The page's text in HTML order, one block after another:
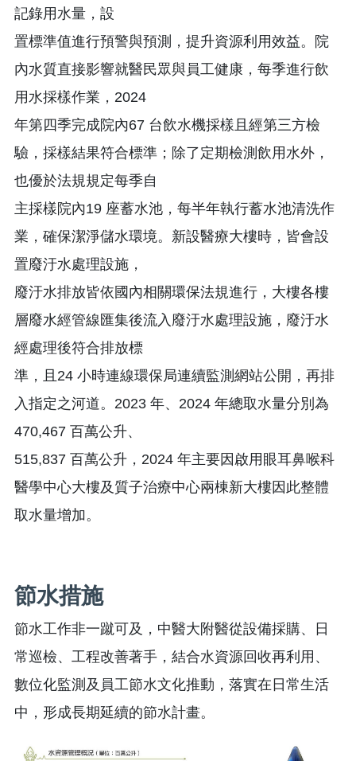
記錄用水量，設
置標準值進行預警與預測，提升資源利用效益。院
內水質直接影響就醫民眾與員工健康，每季進行飲
用水採樣作業，2024
年第四季完成院內67 台飲水機採樣且經第三方檢
驗，採樣結果符合標準；除了定期檢測飲用水外，
也優於法規規定每季自
主採樣院內19 座蓄水池，每半年執行蓄水池清洗作
業，確保潔淨儲水環境。新設醫療大樓時，皆會設
置廢汙水處理設施，
廢汙水排放皆依國內相關環保法規進行，大樓各樓
層廢水經管線匯集後流入廢汙水處理設施，廢汙水
經處理後符合排放標
準，且24 小時連線環保局連續監測網站公開，再排
入指定之河道。2023 年、2024 年總取水量分別為
470,467 百萬公升、
515,837 百萬公升，2024 年主要因啟用眼耳鼻喉科
醫學中心大樓及質子治療中心兩棟新大樓因此整體
取水量增加。
節水措施
節水工作非一蹴可及，中醫大附醫從設備採購、日
常巡檢、工程改善著手，結合水資源回收再利用、
數位化監測及員工節水文化推動，落實在日常生活
中，形成長期延續的節水計畫。